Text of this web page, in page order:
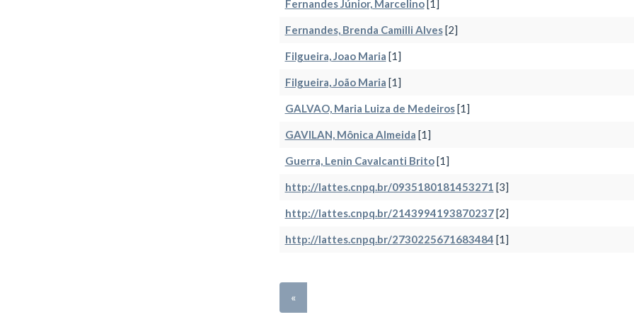
Fernandes Júnior, Marcelino[1]
Fernandes, Brenda Camilli Alves[2]
Filgueira, Joao Maria [1]
Filgueira, João Maria [1]
GALVAO, Maria Luiza de Medeiros[1]
GAVILAN, Mônica Almeida [1]
Guerra, Lenin Cavalcanti Brito[1]
http://lattes.cnpq.br/0935180181453271 [3]
http://lattes.cnpq.br/2143994193870237[2]
http://lattes.cnpq.br/2730225671683484 [1]
«